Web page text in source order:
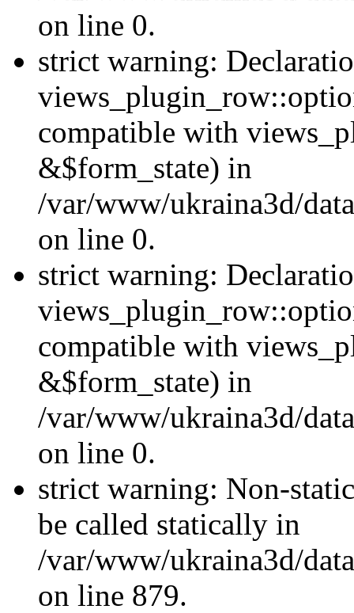
on line 0.
strict warning:
compatible with
&$form_state) in
/var/www/ukraina3d/
on line 0.
strict warning:
compatible with
&$form_state) in
/var/www/ukraina3d/
on line 0.
strict warning: Non-
be called statically in
/var/www/ukraina3d/
on line 879.